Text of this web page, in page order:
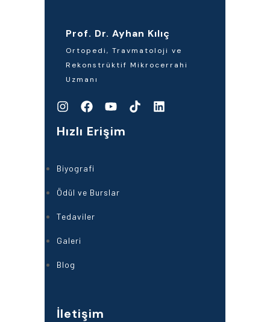
Prof. Dr. Ayhan Kılıç
Ortopedi, Travmatoloji ve
Rekonstrüktif Mikrocerrahi
Uzmanı
Hızlı Erişim
Biyografi
Ödül ve Burslar
Tedaviler
Galeri
Blog
İletişim